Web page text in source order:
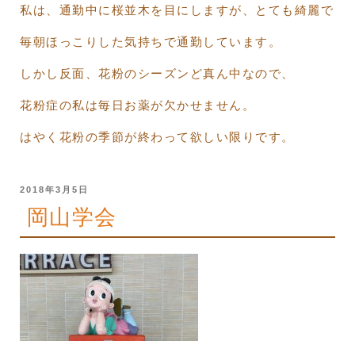
私は、通勤中に桜並木を目にしますが、とても綺麗で
毎朝ほっこりした気持ちで通勤しています。
しかし反面、花粉のシーズンど真ん中なので、
花粉症の私は毎日お薬が欠かせません。
はやく花粉の季節が終わって欲しい限りです。
投
日:
2018年3月5日
岡山学会